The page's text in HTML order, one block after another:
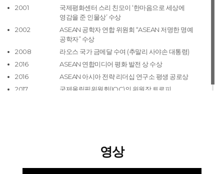
2001
국제평화센터 스리 친모이 ‘한마음으로 세상에
영감을 준 인물상’ 수상
2002
ASEAN 공학자 연합 위원회 “ASEAN 저명한 명예
공학자” 수상
2008
라오스 국가 금메달 수여 (추말리 사야손 대통령)
2016
ASEAN 연합미디어 평화 발전 상 수상
2016
ASEAN 아시아 전략 리더십 연구소 평생 공로상
2017
국제올림픽위원회(IOC)의 위원장 트로피
영상